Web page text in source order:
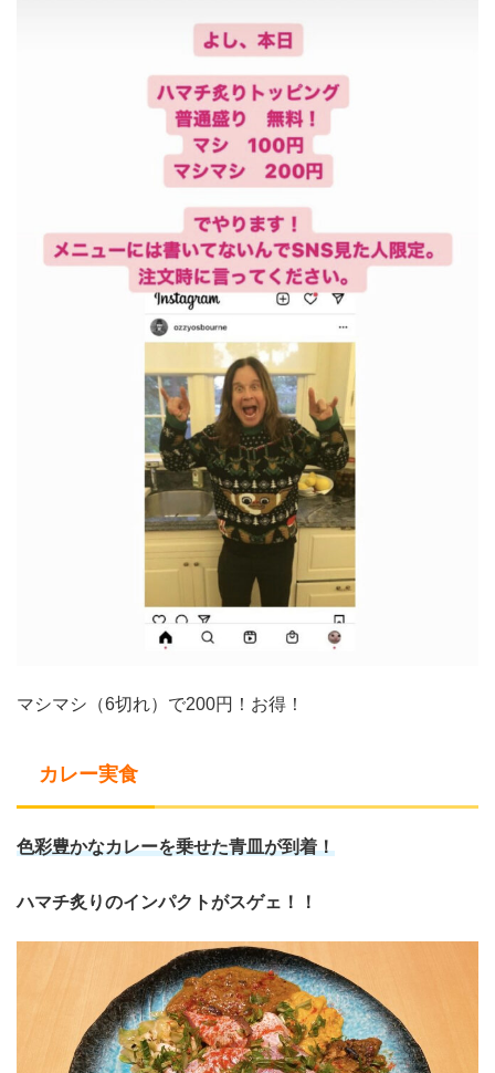
マシマシ（6切れ）で200円！お得！
カレー実食
色彩豊かなカレーを乗せた青皿が到着！
ハマチ炙りのインパクトがスゲェ！！